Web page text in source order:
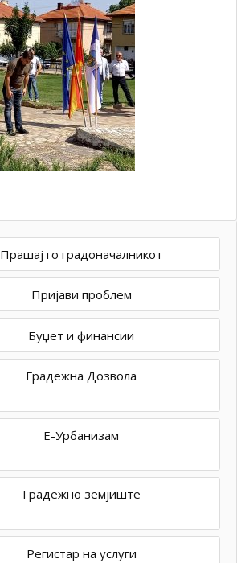
Прашај го градоначалникот
Пријави проблем
Буџет и финансии
Градежна Дозвола
Е-Урбанизам
Градежно земјиште
Регистар на услуги